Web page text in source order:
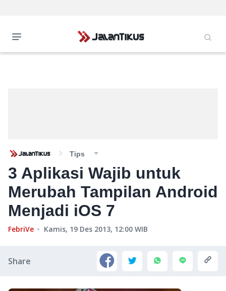
Tips
3 Aplikasi Wajib untuk
Merubah Tampilan Android
Menjadi iOS 7
FebriVe Kamis, 19 Des 2013, 12:00 WIB
Share